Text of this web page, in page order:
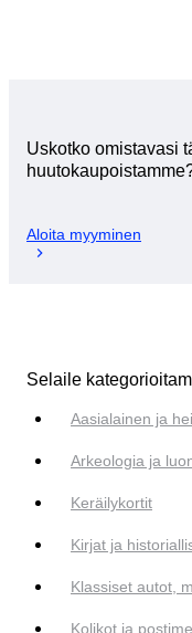
Uskotko omistavasi
Aloita myyminen
Selaile
Aasialainen ja
Arkeologia ja
Keräilykortit
Kirjat ja
Klassiset autot,
Kolikot ja